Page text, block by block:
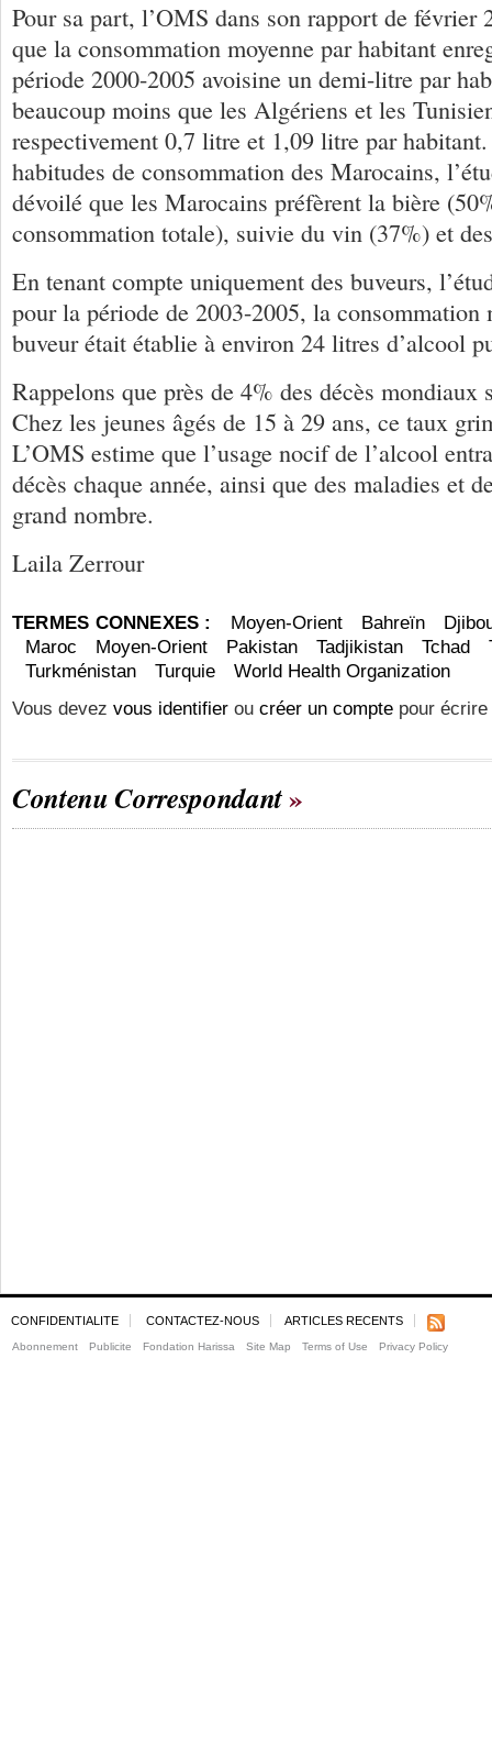
Pour sa part, l’OMS dans son rapport de février
que la consommation moyenne par habitant
période 2000-2005 avoisine un demi-litre par
beaucoup moins que les Algériens et les
respectivement 0,7 litre et 1,09 litre par
habitudes de consommation des Marocains,
dévoilé que les Marocains préfèrent la bière
consommation totale), suivie du vin (37%) et
En tenant compte uniquement des buveurs,
pour la période de 2003-2005, la consommation
buveur était établie à environ 24 litres d’alcool
Rappelons que près de 4% des décès mondiaux
Chez les jeunes âgés de 15 à 29 ans, ce taux
L’OMS estime que l’usage nocif de l’alcool
décès chaque année, ainsi que des maladies et
grand nombre.
Laila Zerrour
TERMES CONNEXES : Moyen-Orient Bahreïn
Maroc
Moyen-Orient Pakistan Tadjikistan Tchad
Turkménistan
Turquie
World Health Organization
Vous devez vous identifier ou créer un compte pour
Contenu Correspondant
CONFIDENTIALITE CONTACTEZ-NOUS ARTICLES RECENTS
Abonnement Publicite Fondation Harissa Site Map Terms of Use Privacy Policy